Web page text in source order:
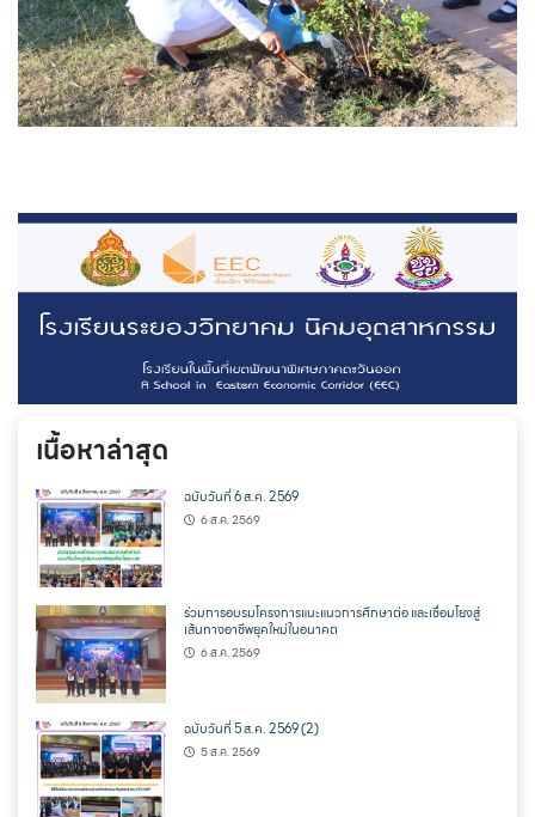
เนื้อหาล่าสุด
ฉบับวันที่ 6 ส.ค. 2569
6 ส.ค. 2569
ร่วมการอบรมโครงการแนะแนวการศึกษาต่อ และเชื่อมโยงสู่
เส้นทางอาชีพยุคใหม่ในอนาคต
6 ส.ค. 2569
ฉบับวันที่ 5 ส.ค. 2569 (2)
5 ส.ค. 2569